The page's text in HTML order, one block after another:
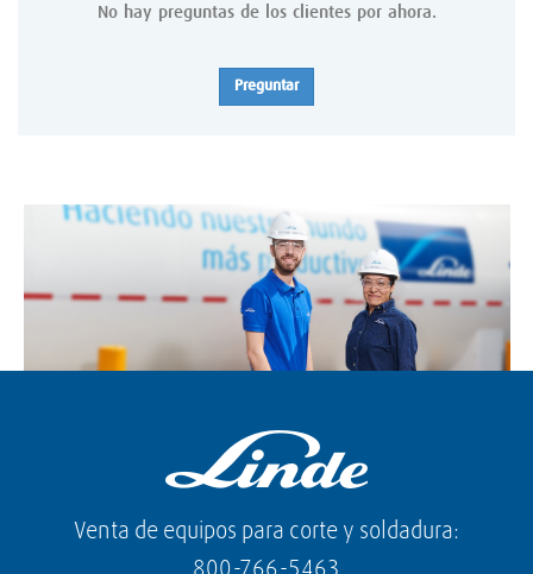
No hay preguntas de los clientes por ahora.
Preguntar
Venta de equipos para corte y soldadura:
800-766-5463